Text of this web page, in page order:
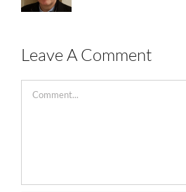
Leave A Comment
Comment